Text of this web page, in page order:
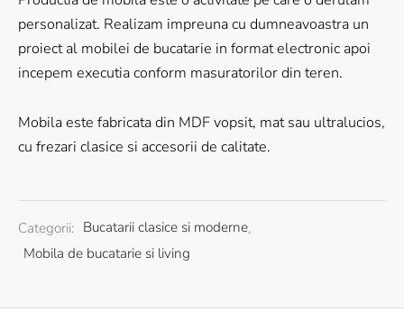
personalizat. Realizam impreuna cu dumneavoastra un
proiect al mobilei de bucatarie in format electronic apoi
incepem executia conform masuratorilor din teren.
Mobila este fabricata din MDF vopsit, mat sau ultralucios,
cu frezari clasice si accesorii de calitate.
Categorii: Bucatarii clasice si moderne,
Mobila de bucatarie si living